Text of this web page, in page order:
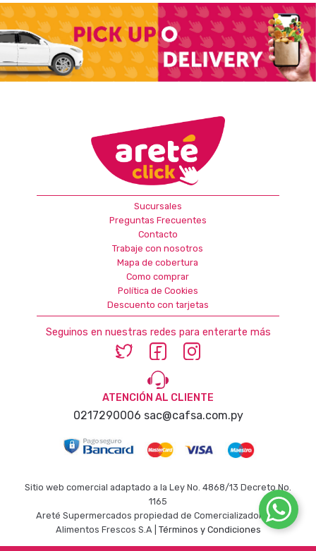
Sucursales
Preguntas Frecuentes
Contacto
Trabaje con nosotros
Mapa de cobertura
Como comprar
Política de Cookies
Descuento con tarjetas
Seguinos en nuestras redes para enterarte más
ATENCIÓN AL CLIENTE
0217290006 sac@cafsa.com.py
Sitio web comercial adaptado a la Ley No. 4868/13 Decreto No.
1165
Areté Supermercados propiedad de Comercializadora de
Alimentos Frescos S.A | Términos y Condiciones